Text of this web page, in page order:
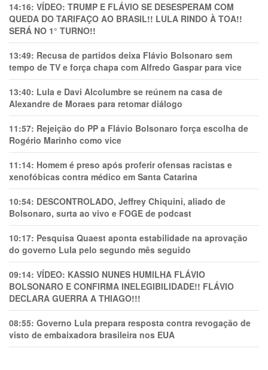
14:16: VÍDEO: TRUMP E FLÁVIO SE DESESPERAM COM
QUEDA DO TARIFAÇO AO BRASIL!! LULA RINDO À TOA!!
SERÁ NO 1° TURNO!!
13:49: Recusa de partidos deixa Flávio Bolsonaro sem
tempo de TV e força chapa com Alfredo Gaspar para vice
13:40: Lula e Davi Alcolumbre se reúnem na casa de
Alexandre de Moraes para retomar diálogo
11:57: Rejeição do PP a Flávio Bolsonaro força escolha de
Rogério Marinho como vice
11:14: Homem é preso após proferir ofensas racistas e
xenofóbicas contra médico em Santa Catarina
10:54: DESCONTROLADO, Jeffrey Chiquini, aliado de
Bolsonaro, surta ao vivo e FOGE de podcast
10:17: Pesquisa Quaest aponta estabilidade na aprovação
do governo Lula pelo segundo mês seguido
09:14: VÍDEO: KASSIO NUNES HUMlLHA FLÁVIO
BOLSONARO E CONFIRMA INELEGIBILIDADE!! FLÁVIO
DECLARA GUERRA A THIAGO!!!
08:55: Governo Lula prepara resposta contra revogação de
visto de embaixadora brasileira nos EUA